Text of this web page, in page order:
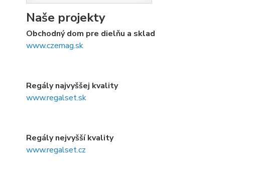
Naše projekty
Obchodný dom pre dielňu a sklad
www.czemag.sk
Regály najvyššej kvality
www.regalset.sk
Regály nejvyšší kvality
www.regalset.cz